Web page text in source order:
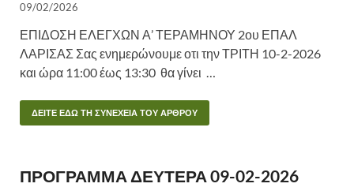
09/02/2026
ΕΠΙΔΟΣΗ ΕΛΕΓΧΩΝ Α’ ΤΕΡΑΜΗΝΟΥ 2ου ΕΠΑΛ
ΛΑΡΙΣΑΣ Σας ενημερώνουμε οτι την ΤΡΙΤΗ 10-2-2026
και ώρα 11:00 έως 13:30 θα γίνει …
ΔΕΙΤΕ ΕΔΩ ΤΗ ΣΥΝΕΧΕΙΑ ΤΟΥ ΑΡΘΡΟΥ
ΠΡΟΓΡΑΜΜΑ ΔΕΥΤΕΡΑ 09-02-2026